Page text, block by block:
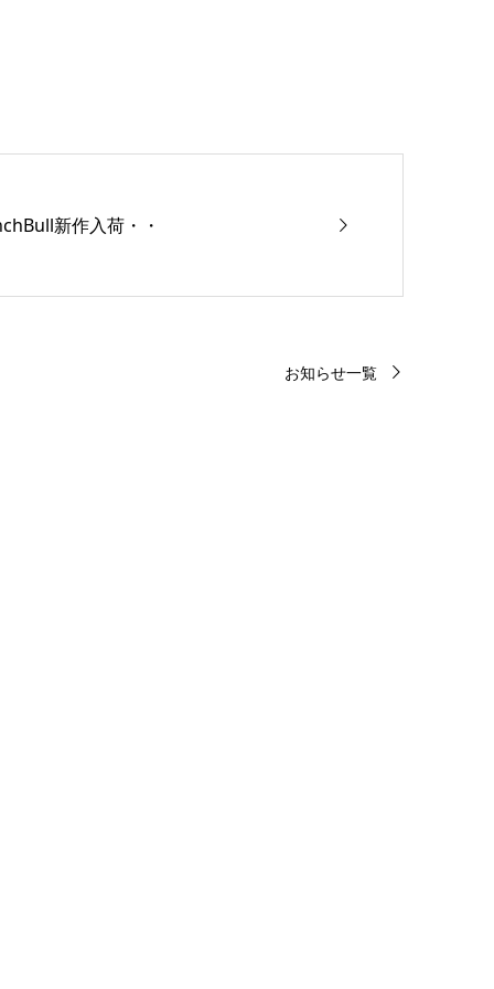
新作入荷・・
お知らせ一覧